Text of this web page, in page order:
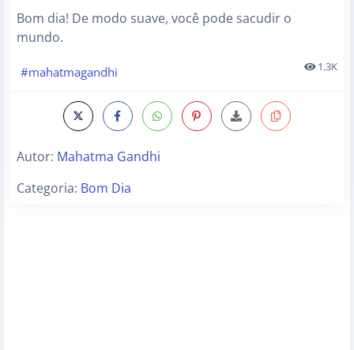
Bom dia! De modo suave, você pode sacudir o
mundo.
#mahatmagandhi 1.3K
Autor: Mahatma Gandhi
Categoria: Bom Dia